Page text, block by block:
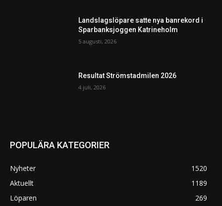
Landslagslöpare satte nya banrekord i
Sparbanksjoggen Katrineholm
5 augusti, 2026
Resultat Strömstadmilen 2026
4 juli, 2026
POPULÄRA KATEGORIER
Nyheter
1520
Aktuellt
1189
Löparen
269